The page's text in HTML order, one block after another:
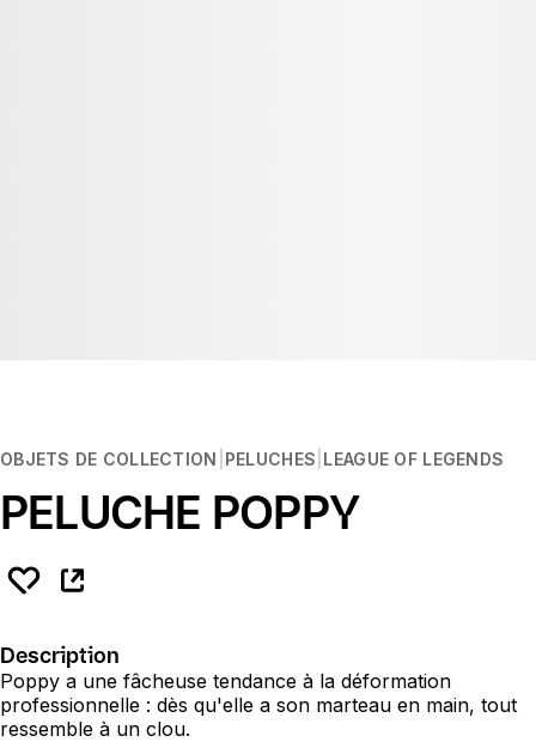
OBJETS DE COLLECTION PELUCHES LEAGUE OF LEGENDS
PELUCHE POPPY
Description
Poppy a une fâcheuse tendance à la déformation
professionnelle : dès qu'elle a son marteau en main, tout
ressemble à un clou.